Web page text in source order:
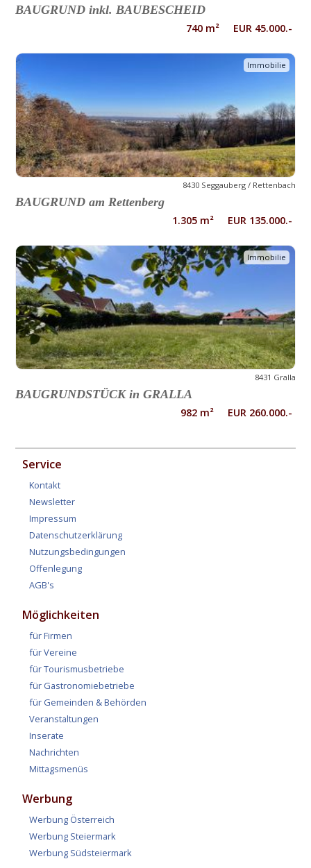
BAUGRUND inkl. BAUBESCHEID
740 m² EUR 45.000.-
Immobilie
8430 Seggauberg / Rettenbach
BAUGRUND am Rettenberg
1.305 m² EUR 135.000.-
Immobilie
8431 Gralla
BAUGRUNDSTÜCK in GRALLA
982 m² EUR 260.000.-
Service
Kontakt
Newsletter
Impressum
Datenschutzerklärung
Nutzungsbedingungen
Offenlegung
AGB's
Möglichkeiten
für Firmen
für Vereine
für Tourismusbetriebe
für Gastronomiebetriebe
für Gemeinden & Behörden
Veranstaltungen
Inserate
Nachrichten
Mittagsmenüs
Werbung
Werbung Österreich
Werbung Steiermark
Werbung Südsteiermark